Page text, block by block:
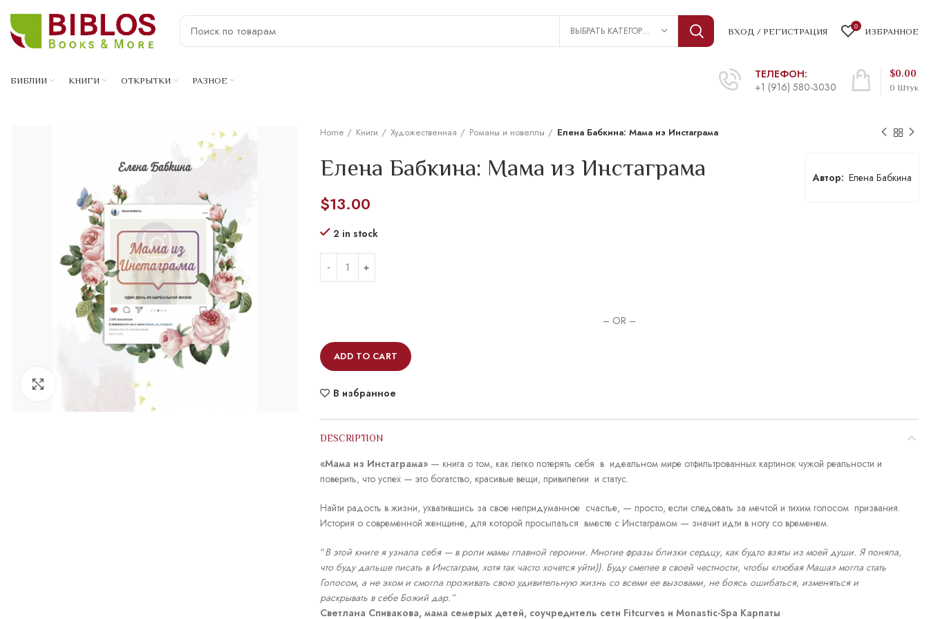
ВЫБРАТЬ КАТЕГОРИЮ ВХОД / РЕГИСТРАЦИЯ 0 ИЗБРАННОЕ
БИБЛИИ КНИГИ ОТКРЫТКИ РАЗНОЕ
ТЕЛЕФОН:
+1 (916) 580-3030
0 Штук
$0.00
Home Книги Художественная Романы и новеллы Елена Бабкина: Мама из Инстаграма
Елена Бабкина
Елена Бабкина: Мама из Инстаграма
$13.00
2 in stock
– OR –
ADD TO CART
В избранное
DESCRIPTION
«Мама из Инстаграма» — книга о том, как легко потерять себя в идеальном мире отфильтрованных картинок чужой реальности и
поверить, что успех — это богатство, красивые вещи, привилегии и статус.
Найти радость в жизни, ухватившись за свое непридуманное счастье, — просто, если следовать за мечтой и тихим голосом призвания.
История о современной женщине, для которой просыпаться вместе с Инстаграмом — значит идти в ногу со временем.
“В этой книге я узнала себя — в роли мамы главной героини. Многие фразы близки сердцу, как будто взяты из моей души. Я поняла,
что буду дальше писать в Инстаграм, хотя так часто хочется уйти)). Буду смелее в своей честности, чтобы «любая Маша» могла стать
Голосом, а не эхом и смогла проживать свою удивительную жизнь со всеми ее вызовами, не боясь ошибаться, изменяться и
раскрывать в себе Божий дар.”
Светлана Спивакова, мама семерых детей, соучредитель сети Fitcurves и Monastic-Spa Карпаты